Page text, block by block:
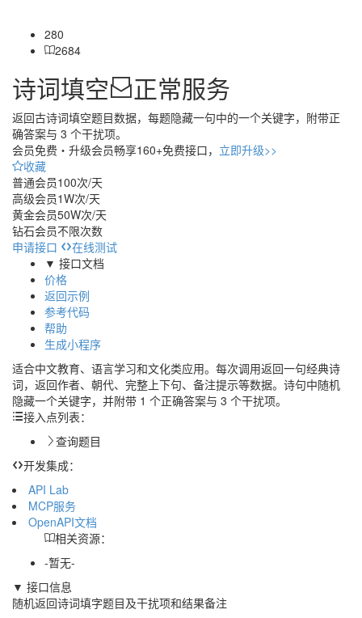
280
2684
诗词填空 正常服务
返回古诗词填空题目数据，每题隐藏一句中的一个关键字，附带正
确答案与 3 个干扰项。
会员免费・ 升级会员畅享160+免费接口， 立即升级>>
收藏
普通会员100次/天
高级会员1W次/天
黄金会员50W次/天
钻石会员不限次数
申请接口
在线测试
▼ 接口文档
价格
返回示例
参考代码
帮助
生成小程序
适合中文教育、语言学习和文化类应用。每次调用返回一句经典诗
词，返回作者、朝代、完整上下句、备注提示等数据。诗句中随机
隐藏一个关键字，并附带 1 个正确答案与 3 个干扰项。
接入点列表：
查询题目
开发集成：
API Lab
MCP服务
OpenAPI文档
相关资源：
-暂无-
▼ 接口信息
随机返回诗词填字题目及干扰项和结果备注